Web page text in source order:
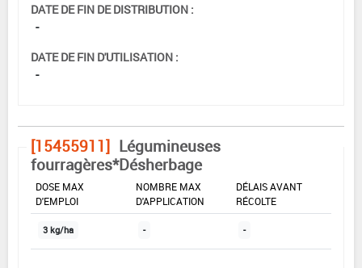
DATE DE FIN DE DISTRIBUTION :
-
DATE DE FIN D'UTILISATION :
-
[15455911] Légumineuses
fourragères*Désherbage
DOSE MAX
D'EMPLOI
NOMBRE MAX
D'APPLICATION
DÉLAIS AVANT
RÉCOLTE
3 kg/ha - -